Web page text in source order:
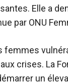
Elle a
par ONU
femmes
crises. La
un